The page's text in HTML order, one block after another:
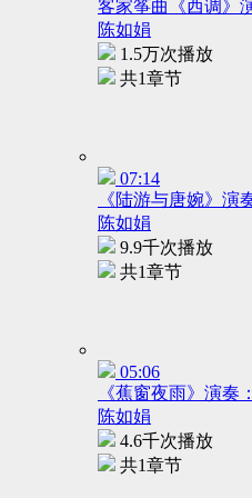
客家筝曲《西调》
陈如娟
1.5万次播放
共1章节
07:14
《陆游与唐婉》演
陈如娟
9.9千次播放
共1章节
05:06
《蕉窗夜雨》演奏
陈如娟
4.6千次播放
共1章节